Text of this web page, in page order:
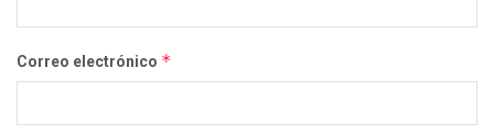
Correo electrónico *